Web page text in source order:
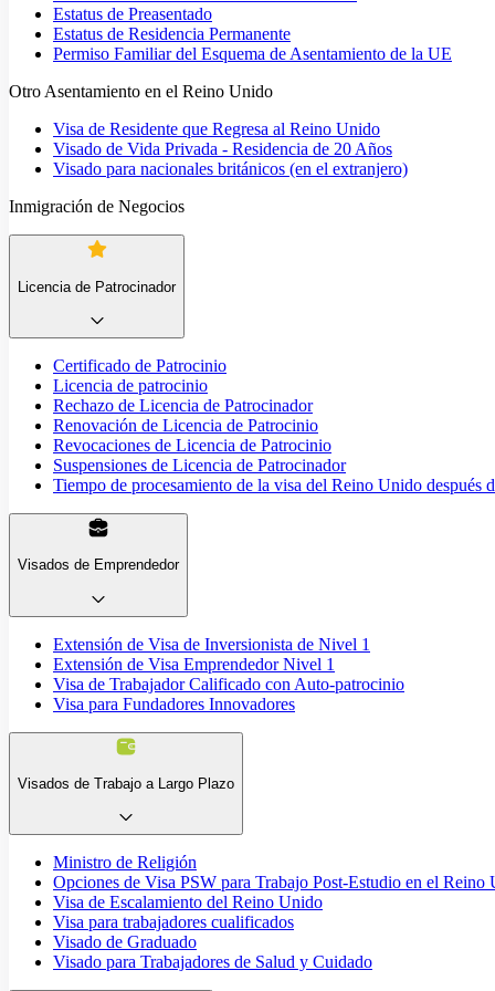
Estatus de Preasentado
Estatus de Residencia Permanente
Permiso Familiar del Esquema de Asentamiento de la UE
Otro Asentamiento en el Reino Unido
Visa de Residente que Regresa al Reino Unido
Visado de Vida Privada - Residencia de 20 Años
Visado para nacionales británicos (en el extranjero)
Inmigración de Negocios
Licencia de Patrocinador
Certificado de Patrocinio
Licencia de patrocinio
Rechazo de Licencia de Patrocinador
Renovación de Licencia de Patrocinio
Revocaciones de Licencia de Patrocinio
Suspensiones de Licencia de Patrocinador
Tiempo de procesamiento de la visa del Reino Unido después
Visados de Emprendedor
Extensión de Visa de Inversionista de Nivel 1
Extensión de Visa Emprendedor Nivel 1
Visa de Trabajador Calificado con Auto-patrocinio
Visa para Fundadores Innovadores
Visados de Trabajo a Largo Plazo
Ministro de Religión
Opciones de Visa PSW para Trabajo Post-Estudio en el Reino
Visa de Escalamiento del Reino Unido
Visa para trabajadores cualificados
Visado de Graduado
Visado para Trabajadores de Salud y Cuidado